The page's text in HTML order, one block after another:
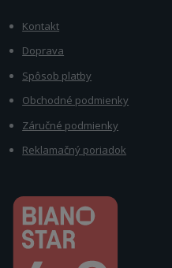
Kontakt
Doprava
Spôsob platby
Obchodné podmienky
Záručné podmienky
Reklamačný poriadok